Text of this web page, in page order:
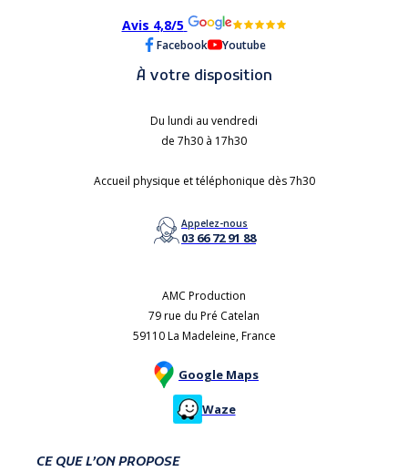
Avis 4,8/5
Facebook Youtube
À votre disposition
Du lundi au vendredi
de 7h30 à 17h30
Accueil physique et téléphonique dès 7h30
Appelez-nous
03 66 72 91 88
AMC Production
79 rue du Pré Catelan
59110 La Madeleine, France
Google Maps
Waze
CE QUE L’ON PROPOSE